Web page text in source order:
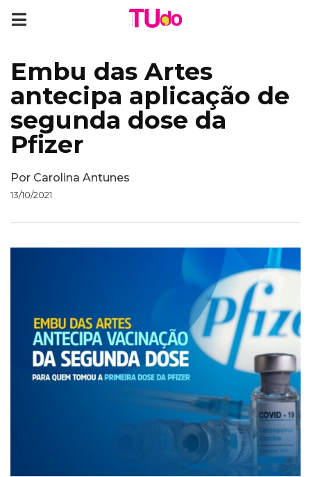
Embu das Artes
antecipa aplicação de
segunda dose da
Pfizer
Por Carolina Antunes
13/10/2021